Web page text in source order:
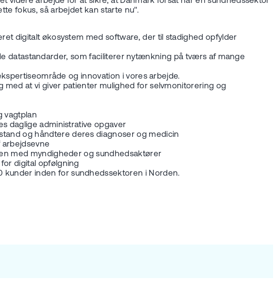
fokus, så arbejdet kan starte nu".
digitalt økosystem med software, der til stadighed opfylder
datastandarder, som faciliterer nytænkning på tværs af mange
og innovation i vores arbejde.
at vi giver patienter mulighed for selvmonitorering og
vagtplan
daglige administrative opgaver
og håndtere deres diagnoser og medicin
med myndigheder og sundhedsaktører
digital opfølgning
inden for sundhedssektoren i Norden.